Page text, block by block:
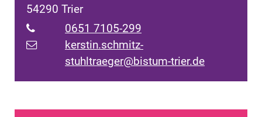
54290 Trier
0651 7105-299
kerstin.schmitz-
stuhltraeger@bistum-trier.de